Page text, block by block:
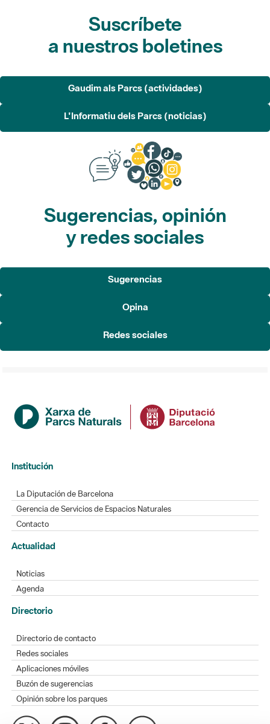
Suscríbete
a nuestros boletines
Gaudim als Parcs (actividades)
L'Informatiu dels Parcs (noticias)
Sugerencias, opinión
y redes sociales
Sugerencias
Opina
Redes sociales
Institución
La Diputación de Barcelona
Gerencia de Servicios de Espacios Naturales
Contacto
Actualidad
Noticias
Agenda
Directorio
Directorio de contacto
Redes sociales
Aplicaciones móviles
Buzón de sugerencias
Opinión sobre los parques